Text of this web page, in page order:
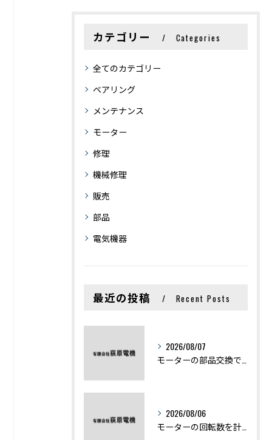
カテゴリー Categories
全てのカテゴリー
ベアリング
メンテナンス
モーター
修理
機械修理
販売
部品
電気機器
最近の投稿 Recent Posts
2026/08/07
2026/08/06